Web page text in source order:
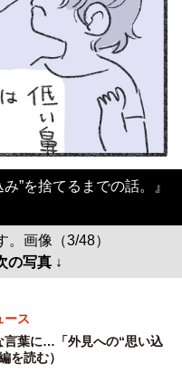
”を捨てるまでの話。』
。画像（3/48）
の写真 ↓
ース
言葉に…「外見への“思い込
を読む）